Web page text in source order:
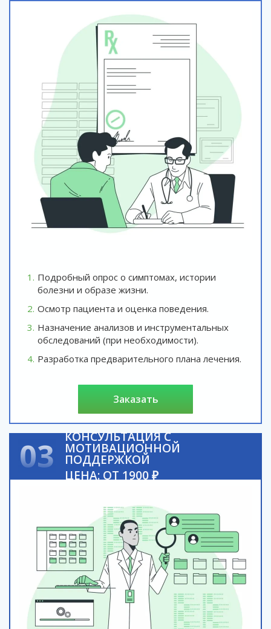
Подробный опрос о симптомах, истории
болезни и образе жизни.
Осмотр пациента и оценка поведения.
Назначение анализов и инструментальных
обследований (при необходимости).
Разработка предварительного плана лечения.
заказать
03 КОНСУЛЬТАЦИЯ С
МОТИВАЦИОННОЙ
ПОДДЕРЖКОЙ
ЦЕНА: ОТ 1900 ₽